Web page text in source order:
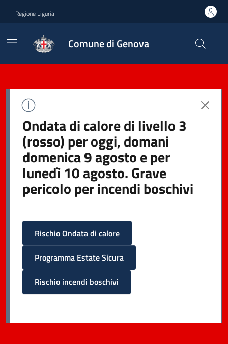
Regione Liguria
Comune di Genova
Ondata di calore di livello 3
(rosso) per oggi, domani
domenica 9 agosto e per
lunedì 10 agosto. Grave
pericolo per incendi boschivi
Rischio Ondata di calore
Programma Estate Sicura
Rischio incendi boschivi